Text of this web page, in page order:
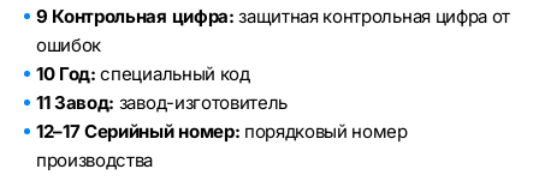
9 Контрольная цифра: защитная контрольная цифра от
ошибок
10 Год: специальный код
11 Завод: завод-изготовитель
12–17 Серийный номер: порядковый номер
производства